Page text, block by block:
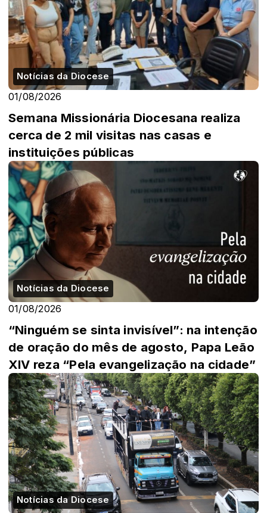
Notícias da Diocese
01/08/2026
Semana Missionária Diocesana realiza
cerca de 2 mil visitas nas casas e
instituições públicas
Notícias da Diocese
01/08/2026
“Ninguém se sinta invisível”: na intenção
de oração do mês de agosto, Papa Leão
XIV reza “Pela evangelização na cidade”
Notícias da Diocese